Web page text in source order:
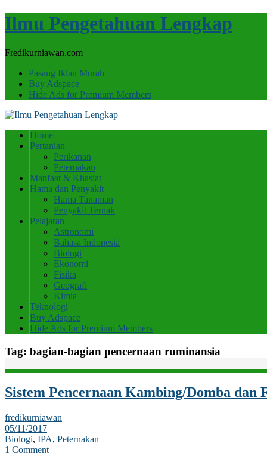
Ilmu Pengetahuan Lengkap
Fredikurniawan.com
Pasang Iklan Murah
Buy Adspace
Hide Ads for Premium Members
Home
Pertanian
Perikanan
Peternakan
Manfaat & Khasiat
Hama dan Penyakit
Hama Tanaman
Penyakit Ternak
Pelajaran
Astronomi
Bahasa Indonesia
Biologi
Ekonomi
Fisika
Geografi
Kimia
Teknologi
Buy Adspace
Hide Ads for Premium Members
Tag: bagian-bagian pencernaan ruminansia
Sistem Pencernaan Kambing/Domba dan
fredikurniawan
05/11/2017
Biologi, IPA, Peternakan
1 Comment